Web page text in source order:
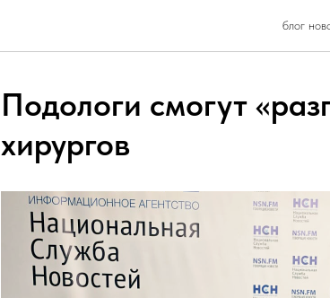
блог
Подологи смогут
хирургов